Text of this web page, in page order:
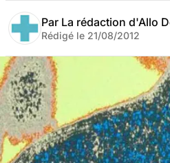
Par La rédaction d'Allo
Rédigé le 21/08/2012